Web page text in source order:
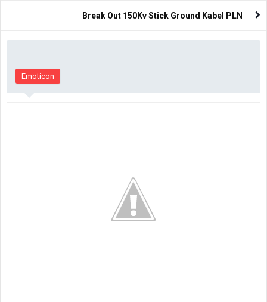
Break Out 150Kv Stick Ground Kabel PLN
Emoticon